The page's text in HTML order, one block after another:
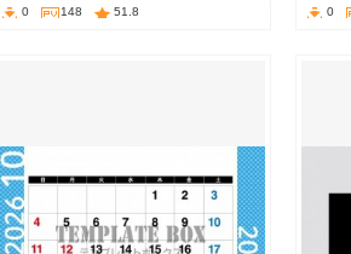
0 148 51.8 0